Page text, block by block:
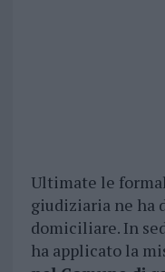
Ultimate le
giudiziaria ne ha
domiciliare. In
ha applicato la